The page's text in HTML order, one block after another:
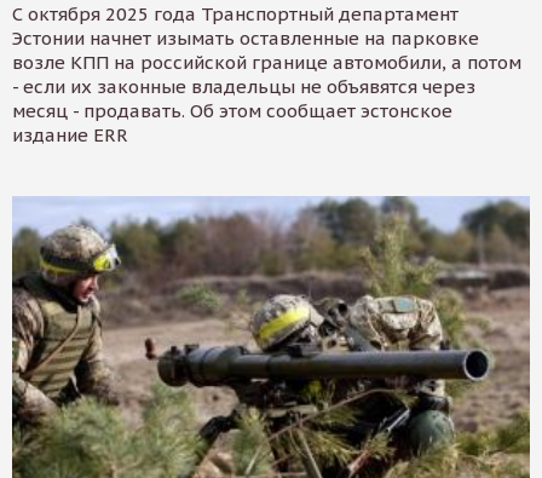
С октября 2025 года Транспортный департамент
Эстонии начнет изымать оставленные на парковке
возле КПП на российской границе автомобили, а потом
- если их законные владельцы не объявятся через
месяц - продавать. Об этом сообщает эстонское
издание ERR